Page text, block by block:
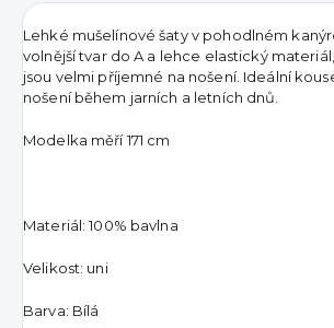
Lehké mušelínové šaty v pohodlném
volnější tvar do A a lehce elastický
jsou velmi příjemné na nošení. Ideální
nošení během jarních a letních dnů.
Modelka měří 171 cm
Materiál: 100% bavlna
Velikost: uni
Barva: Bílá